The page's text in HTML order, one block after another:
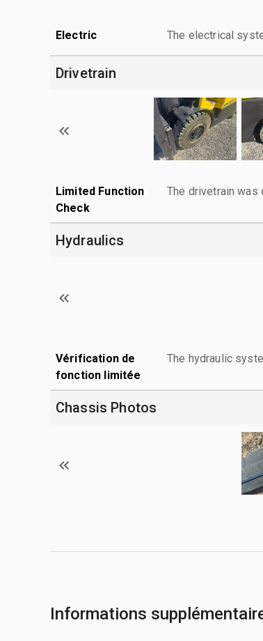
Electric The electrical
Drivetrain
Limited Function
Check
The drivetrain was
Hydraulics
Vérification de
fonction limitée
The hydraulic
Chassis Photos
Informations